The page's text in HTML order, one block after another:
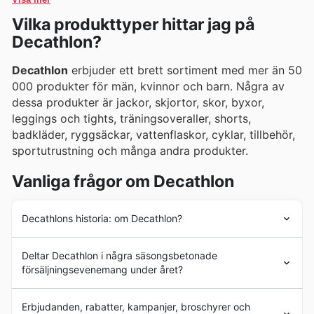
Vilka produkttyper hittar jag på
Decathlon?
Decathlon erbjuder ett brett sortiment med mer än 50
000 produkter för män, kvinnor och barn. Några av
dessa produkter är jackor, skjortor, skor, byxor,
leggings och tights, träningsoveraller, shorts,
badkläder, ryggsäckar, vattenflaskor, cyklar, tillbehör,
sportutrustning och många andra produkter.
Vanliga frågor om Decathlon
Decathlons historia: om Decathlon?
ursprungligen grundades av Michel Leclercq som ett
innovativt koncept. Företaget startade med en butik i
Lille i Frankrike och blev den första butiken som erbjöd
alla typer av sportartiklar under ett och samma tak.
Deltar Decathlon i några säsongsbetonade
försäljningsevenemang under året?
sommarreasamthöst- och vintererbjudandenunder
Erbjudanden, rabatter, kampanjer, broschyrer och